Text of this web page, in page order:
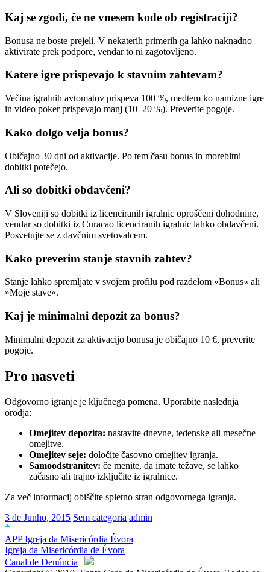
Kaj se zgodi, če ne vnesem kode ob registraciji?
Bonusa ne boste prejeli. V nekaterih primerih ga lahko naknadno
aktivirate prek podpore, vendar to ni zagotovljeno.
Katere igre prispevajo k stavnim zahtevam?
Večina igralnih avtomatov prispeva 100 %, medtem ko namizne igre
in video poker prispevajo manj (10–20 %). Preverite pogoje.
Kako dolgo velja bonus?
Običajno 30 dni od aktivacije. Po tem času bonus in morebitni
dobitki potečejo.
Ali so dobitki obdavčeni?
V Sloveniji so dobitki iz licenciranih igralnic oproščeni dohodnine,
vendar so dobitki iz Curacao licenciranih igralnic lahko obdavčeni.
Posvetujte se z davčnim svetovalcem.
Kako preverim stanje stavnih zahtev?
Stanje lahko spremljate v svojem profilu pod razdelom »Bonus« ali
»Moje stave«.
Kaj je minimalni depozit za bonus?
Minimalni depozit za aktivacijo bonusa je običajno 10 €, preverite
pogoje.
Pro nasveti
Odgovorno igranje je ključnega pomena. Uporabite naslednja
orodja:
Omejitev depozita: nastavite dnevne, tedenske ali mesečne
omejitve.
Omejitev seje: določite časovno omejitev igranja.
Samoodstranitev: če menite, da imate težave, se lahko
začasno ali trajno izključite iz igralnice.
Za več informacij obiščite spletno stran odgovornega igranja.
3 de Junho, 2015 Sem categoria admin
APP Igreja da Misericórdia Évora
Igreja da Misericórdia de Évora
Canal de Denúncia |